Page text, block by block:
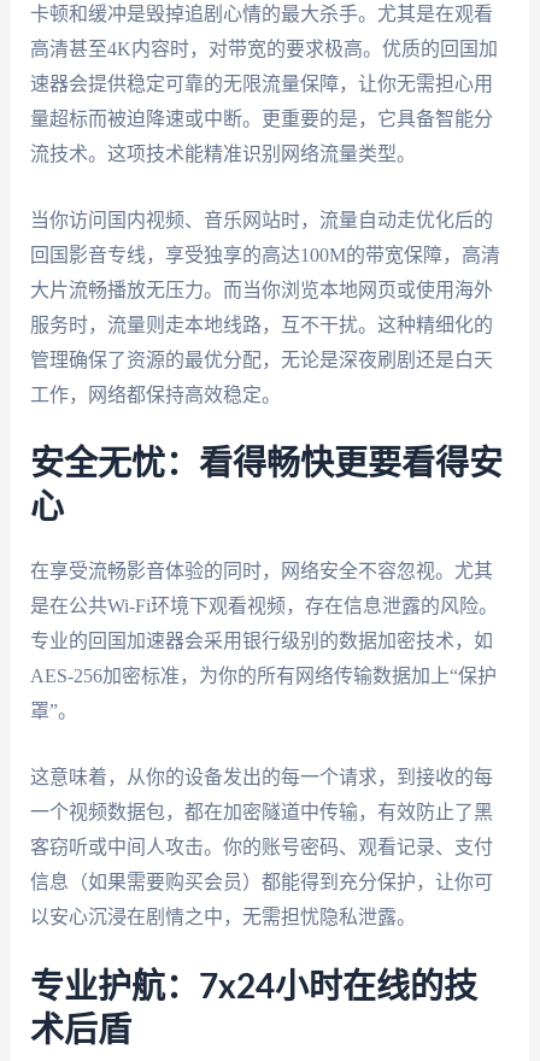
卡顿和缓冲是毁掉追剧心情的最大杀手。尤其是在观看
高清甚至4K内容时，对带宽的要求极高。优质的回国加
速器会提供稳定可靠的无限流量保障，让你无需担心用
量超标而被迫降速或中断。更重要的是，它具备智能分
流技术。这项技术能精准识别网络流量类型。
当你访问国内视频、音乐网站时，流量自动走优化后的
回国影音专线，享受独享的高达100M的带宽保障，高清
大片流畅播放无压力。而当你浏览本地网页或使用海外
服务时，流量则走本地线路，互不干扰。这种精细化的
管理确保了资源的最优分配，无论是深夜刷剧还是白天
工作，网络都保持高效稳定。
安全无忧：看得畅快更要看得安
心
在享受流畅影音体验的同时，网络安全不容忽视。尤其
是在公共Wi-Fi环境下观看视频，存在信息泄露的风险。
专业的回国加速器会采用银行级别的数据加密技术，如
AES-256加密标准，为你的所有网络传输数据加上“保护
罩”。
这意味着，从你的设备发出的每一个请求，到接收的每
一个视频数据包，都在加密隧道中传输，有效防止了黑
客窃听或中间人攻击。你的账号密码、观看记录、支付
信息（如果需要购买会员）都能得到充分保护，让你可
以安心沉浸在剧情之中，无需担忧隐私泄露。
专业护航：7x24小时在线的技
术后盾